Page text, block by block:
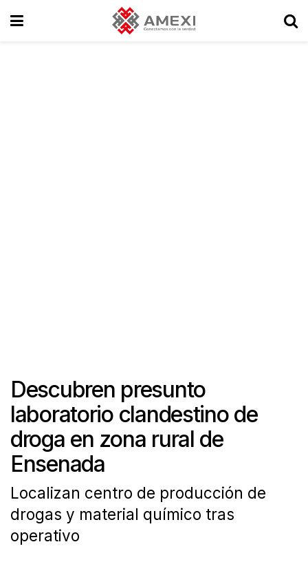
Descubren presunto
laboratorio clandestino de
droga en zona rural de
Ensenada
Localizan centro de producción de
drogas y material químico tras
operativo